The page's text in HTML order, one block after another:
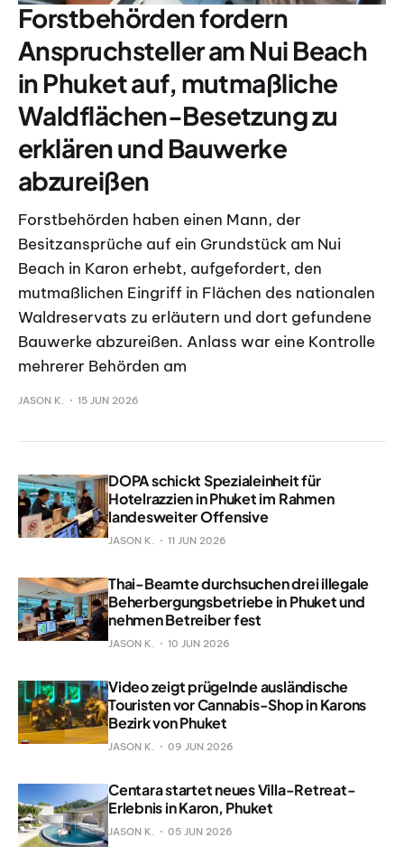
Forstbehörden fordern
Anspruchsteller am Nui Beach
in Phuket auf, mutmaßliche
Waldflächen-Besetzung zu
erklären und Bauwerke
abzureißen
Forstbehörden haben einen Mann, der
Besitzansprüche auf ein Grundstück am Nui
Beach in Karon erhebt, aufgefordert, den
mutmaßlichen Eingriff in Flächen des nationalen
Waldreservats zu erläutern und dort gefundene
Bauwerke abzureißen. Anlass war eine Kontrolle
mehrerer Behörden am
JASON K. 15 JUN 2026
DOPA schickt Spezialeinheit für
Hotelrazzien in Phuket im Rahmen
landesweiter Offensive
JASON K. 11 JUN 2026
Thai-Beamte durchsuchen drei illegale
Beherbergungsbetriebe in Phuket und
nehmen Betreiber fest
JASON K. 10 JUN 2026
Video zeigt prügelnde ausländische
Touristen vor Cannabis-Shop in Karons
Bezirk von Phuket
JASON K. 09 JUN 2026
Centara startet neues Villa-Retreat-
Erlebnis in Karon, Phuket
JASON K. 05 JUN 2026